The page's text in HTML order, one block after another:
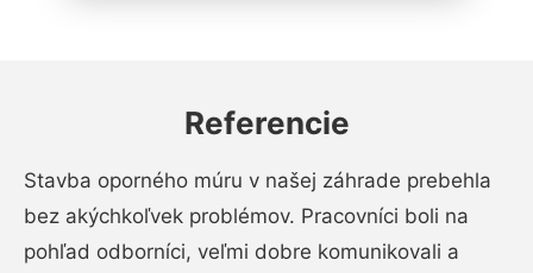
Referencie
Stavba oporného múru v našej záhrade prebehla
bez akýchkoľvek problémov. Pracovníci boli na
pohľad odborníci, veľmi dobre komunikovali a